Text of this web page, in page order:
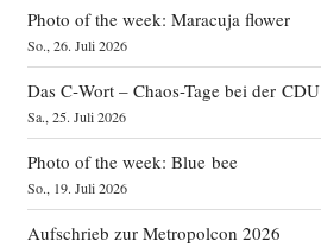
Photo of the week: Maracuja flower
So., 26. Juli 2026
Das C‑Wort – Chaos-Tage bei der CDU
Sa., 25. Juli 2026
Photo of the week: Blue bee
So., 19. Juli 2026
Aufschrieb zur Metropolcon 2026